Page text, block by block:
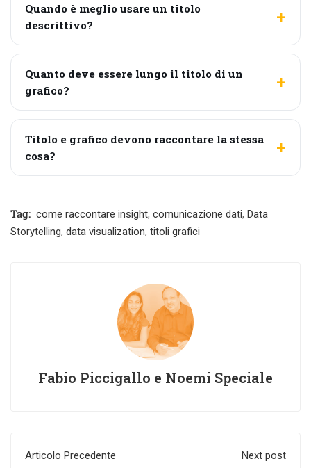
Quando è meglio usare un titolo
descrittivo?
Quanto deve essere lungo il titolo di un
grafico?
Titolo e grafico devono raccontare la stessa
cosa?
Tag: come raccontare insight, comunicazione dati, Data
Storytelling, data visualization, titoli grafici
Fabio Piccigallo e Noemi Speciale
Articolo Precedente Next post